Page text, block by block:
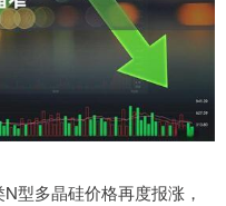
型多晶硅价格再度报涨，